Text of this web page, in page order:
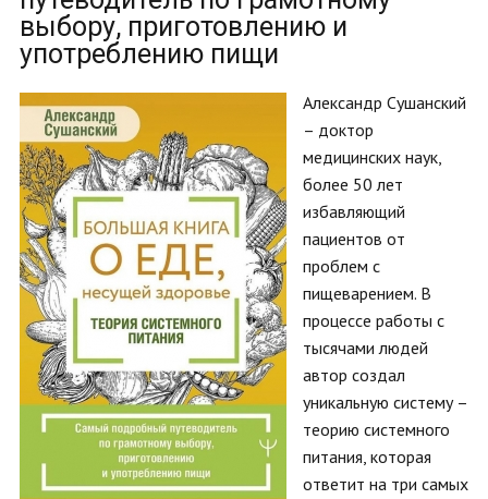
выбору, приготовлению и
употреблению пищи
Александр Сушанский
– доктор
медицинских наук,
более 50 лет
избавляющий
пациентов от
проблем с
пищеварением. В
процессе работы с
тысячами людей
автор создал
уникальную систему –
теорию системного
питания, которая
ответит на три самых